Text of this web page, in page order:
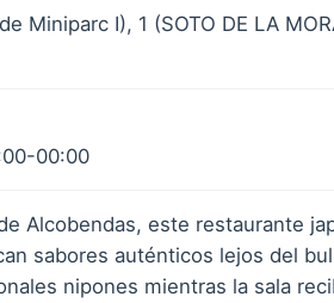
Miniparc I), 1 (SOTO DE LA
00:00
Alcobendas, este restaurante
sabores auténticos lejos del
nipones mientras la sala